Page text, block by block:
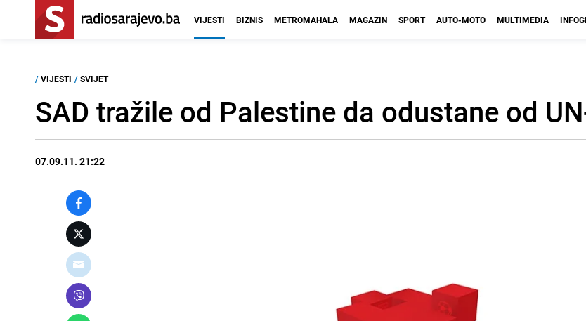
VIJESTI BIZNIS METROMAHALA MAGAZIN SPORT AUTO-MOTO MULTIMEDIA
/ VIJESTI / SVIJET
SAD tražile od Palestine da odustane od
07.09.11. 21:22